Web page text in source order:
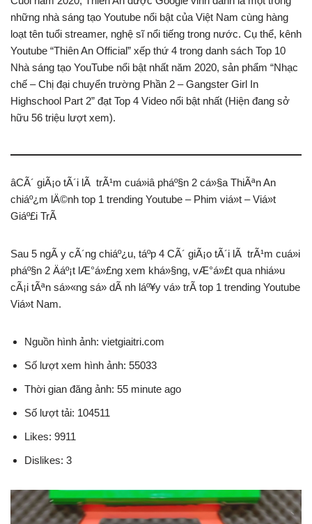
những nhà sáng tạo Youtube nổi bật của Việt Nam cùng hàng
loạt tên tuổi streamer, nghệ sĩ nổi tiếng trong nước. Cụ thể, kênh
Youtube “Thiên An Official” xếp thứ 4 trong danh sách Top 10
Nhà sáng tạo YouTube nổi bật nhất năm 2020, sản phẩm “Nhạc
chế – Chị đại chuyển trường Phần 2 – Gangster Girl In
Highschool Part 2” đạt Top 4 Video nổi bật nhất (Hiện đang sở
hữu 56 triệu lượt xem).
âCÃ´ giÃ¡o tÃ´i lÃ trÃ¹m cuá»iâ pháº§n 2 cá»§a ThiÃªn An
chiáº¿m lÄ©nh top 1 trending Youtube – Phim viá»t – Viá»t
Giáº£i TrÃ­
Sau 5 ngÃ y cÃ´ng chiáº¿u, táº­p 4 CÃ´ giÃ¡o tÃ´i lÃ trÃ¹m cuá»i
pháº§n 2 Äáº¡t lÆ°á»£ng xem khá»§ng, vÆ°á»£t qua nhiá»u
cÃ¡i tÃªn sá»«ng sá» dÃ nh láº¥y vá» trÃ­ top 1 trending Youtube
Viá»t Nam.
Nguồn hình ảnh: vietgiaitri.com
Số lượt xem hình ảnh: 55033
Thời gian đăng ảnh: 55 minute ago
Số lượt tải: 104511
Likes: 9911
Dislikes: 3